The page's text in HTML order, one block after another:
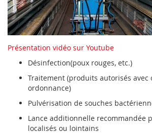
Présentation vidéo sur Youtube
Désinfection(poux rouges, etc.)
Traitement (produits autorisés avec
ordonnance)
Pulvérisation de souches
Lance additionnelle recommandée
localisés ou lointains